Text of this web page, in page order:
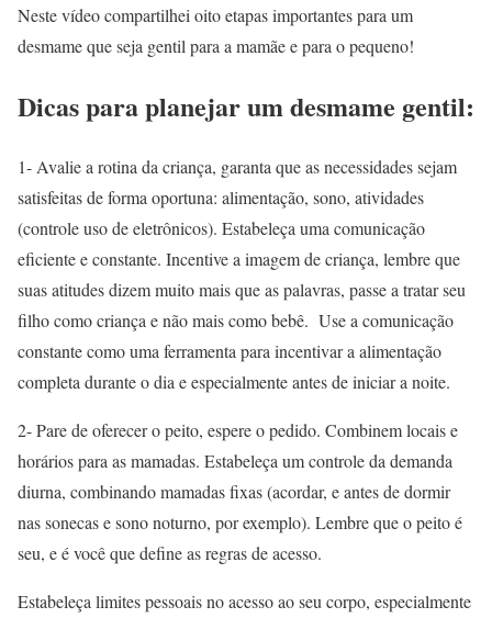
Neste vídeo compartilhei oito etapas importantes para um
desmame que seja gentil para a mamãe e para o pequeno!
Dicas para planejar um desmame gentil:
1- Avalie a rotina da criança, garanta que as necessidades sejam
satisfeitas de forma oportuna: alimentação, sono, atividades
(controle uso de eletrônicos). Estabeleça uma comunicação
eficiente e constante. Incentive a imagem de criança, lembre que
suas atitudes dizem muito mais que as palavras, passe a tratar seu
filho como criança e não mais como bebê. Use a comunicação
constante como uma ferramenta para incentivar a alimentação
completa durante o dia e especialmente antes de iniciar a noite.
2- Pare de oferecer o peito, espere o pedido. Combinem locais e
horários para as mamadas. Estabeleça um controle da demanda
diurna, combinando mamadas fixas (acordar, e antes de dormir
nas sonecas e sono noturno, por exemplo). Lembre que o peito é
seu, e é você que define as regras de acesso.
Estabeleça limites pessoais no acesso ao seu corpo, especialmente